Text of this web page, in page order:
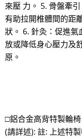
來壓 力。 5. 骨盤牽
有助拉開椎體間的距
狀。 6. 針灸：促進
放或降低身心壓力及
原。
□鋁合金高背特製輪
(請詳述): 註: 上述特